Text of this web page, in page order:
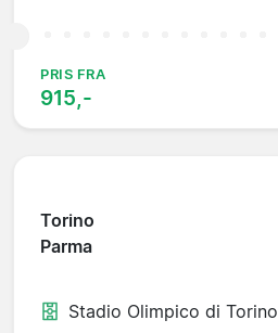
PRIS FRA
915,-
Torino
Parma
Stadio Olimpico di Torino